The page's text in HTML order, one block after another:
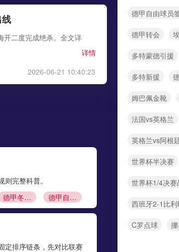
开二度完成绝杀。全文详
详情
2026-06-21 10:40:23
完整科普。
德甲冬窗什么时候关闭 德甲自由球员签约
定排序链条，先对比联赛
德甲自由球员
德甲转会
多特蒙德引援
多特新援
姆巴佩金靴
法国vs英格兰
英格兰vs阿根
世界杯半决赛
世界杯1/4决赛
西班牙2-1比
C罗点球